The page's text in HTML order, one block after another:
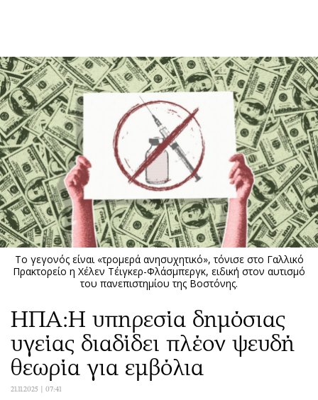
ΚΑΤΗΓΟΡΙΕΣ ΣΥΝΔΕΣΗ
Κύπρος
Παιδεία
Υγεία
Πολιτική
Βουλευτικές 2026
Εκλογές 2024
Προεδρικές 2023
Δημοσκοπήσεις
Διπλωματία
Αθλητισμός
Κύπρος
Ελλάδα
Διεθνή
Απόψεις
Αρθρογραφία
The Hill
Υγεία
Αγγελίες
Ενοικιάζονται
Πωλούνται
Ζητούν εργασία
Θέσεις εργασίας
Geek
Νέα
Κινητά-tablets
Το γεγονός είναι «τρομερά ανησυχητικό», τόνισε στο Γαλλικό
Πρακτορείο η Χέλεν Τέιγκερ-Φλάσμπεργκ, ειδική στον αυτισμό
του πανεπιστημίου της Βοστόνης.
ΗΠΑ:Η υπηρεσία δημόσιας
υγείας διαδίδει πλέον ψευδή
θεωρία για εμβόλια
21.11.2025 | 07:41